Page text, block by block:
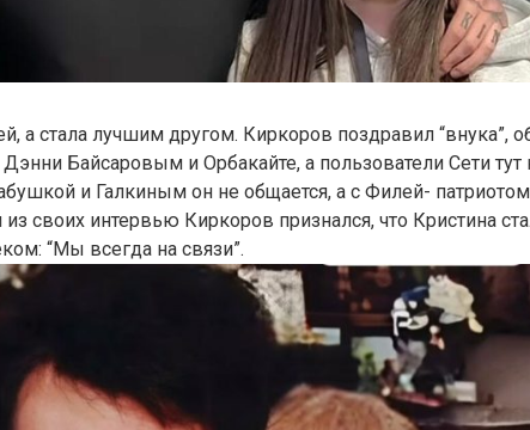
а стала лучшим другом. Киркоров поздравил “внука”,
Байсаровым и Орбакайте, а пользователи Сети тут
и Галкиным он не общается, а с Филей-
своих интервью Киркоров признался, что Кристина
“Мы всегда на связи”.